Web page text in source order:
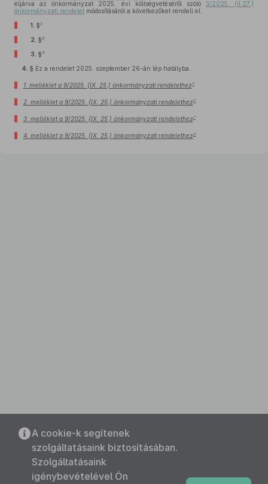
eljárva az önkormányzat 2025. évi költségvetéséről szóló 3/2025. (II.27.)
önkormányzati rendelet módosításáról a következőket rendeli el.
1. §2
2. §3
3. §4
4. § Ez a rendelet 2025. szeptember 26-án lép hatályba.
1. melléklet a 9/2025. (IX. 25.) önkormányzati rendelethez5
2. melléklet a 9/2025. (IX. 25.) önkormányzati rendelethez6
3. melléklet a 9/2025. (IX. 25.) önkormányzati rendelethez7
4. melléklet a 9/2025. (IX. 25.) önkormányzati rendelethez8
A cookie-k segítenek
szolgáltatásaink biztosításában.
Szolgáltatásaink
igénybevételével Ön